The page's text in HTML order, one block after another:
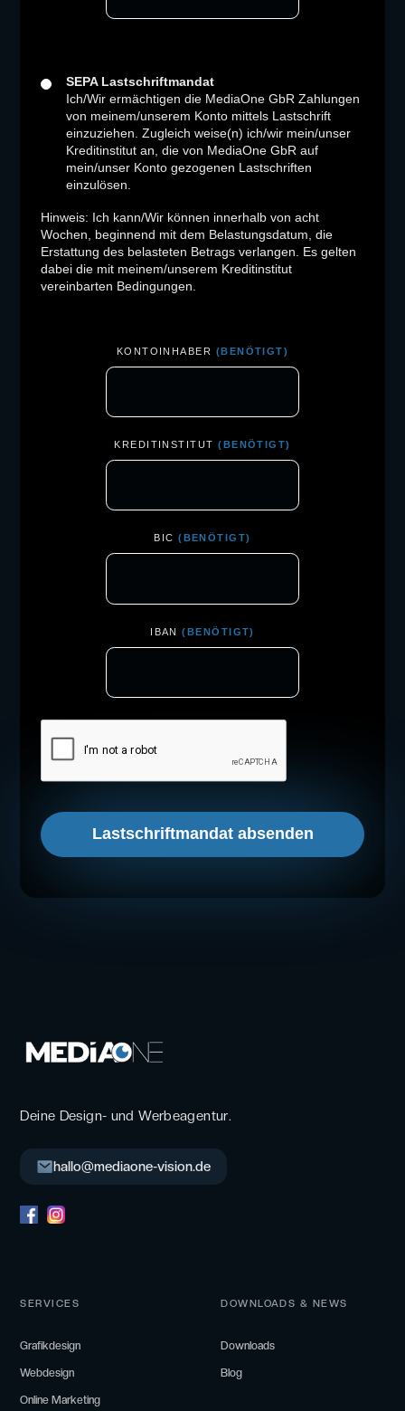
SEPA Lastschriftmandat
Ich/Wir ermächtigen die MediaOne GbR Zahlungen
von meinem/unserem Konto mittels Lastschrift
einzuziehen. Zugleich weise(n) ich/wir mein/unser
Kreditinstitut an, die von MediaOne GbR auf
mein/unser Konto gezogenen Lastschriften
einzulösen.
Hinweis: Ich kann/Wir können innerhalb von acht
Wochen, beginnend mit dem Belastungsdatum, die
Erstattung des belasteten Betrags verlangen. Es gelten
dabei die mit meinem/unserem Kreditinstitut
vereinbarten Bedingungen.
KONTOINHABER (BENÖTIGT)
KREDITINSTITUT(BENÖTIGT)
BIC(BENÖTIGT)
IBAN(BENÖTIGT)
Deine Design- und Werbeagentur.
hallo@mediaone-vision.de
SERVICES
Grafikdesign
Webdesign
Online Marketing
DOWNLOADS & NEWS
Downloads
Blog